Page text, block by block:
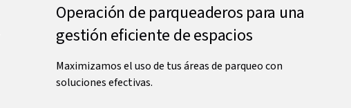
Operación de parqueaderos para una
gestión eficiente de espacios
Maximizamos el uso de tus áreas de parqueo con
soluciones efectivas.